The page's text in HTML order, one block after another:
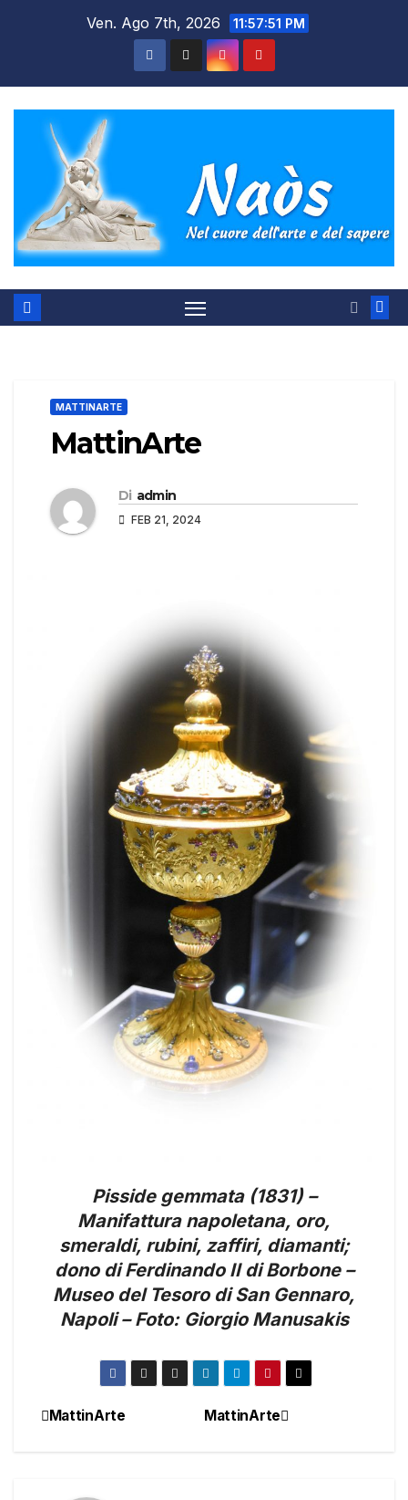
Ven. Ago 7th, 2026 11:57:52 PM
MATTINARTE
MattinArte
Di admin
FEB 21, 2024
Pisside gemmata (1831) –
Manifattura napoletana, oro,
smeraldi, rubini, zaffiri, diamanti;
dono di Ferdinando II di Borbone –
Museo del Tesoro di San Gennaro,
Napoli – Foto: Giorgio Manusakis
NavigazioneMattinArte
MattinArte